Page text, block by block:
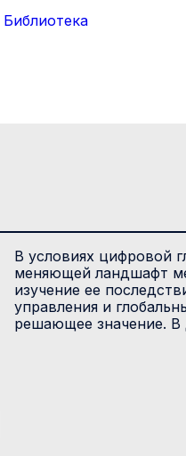
В условиях цифровой
меняющей ландшафт
изучение ее
управления и
решающее значение.